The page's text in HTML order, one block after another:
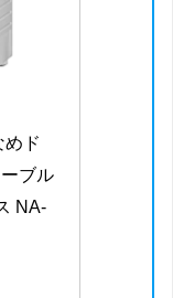
めド
ブル
NA-